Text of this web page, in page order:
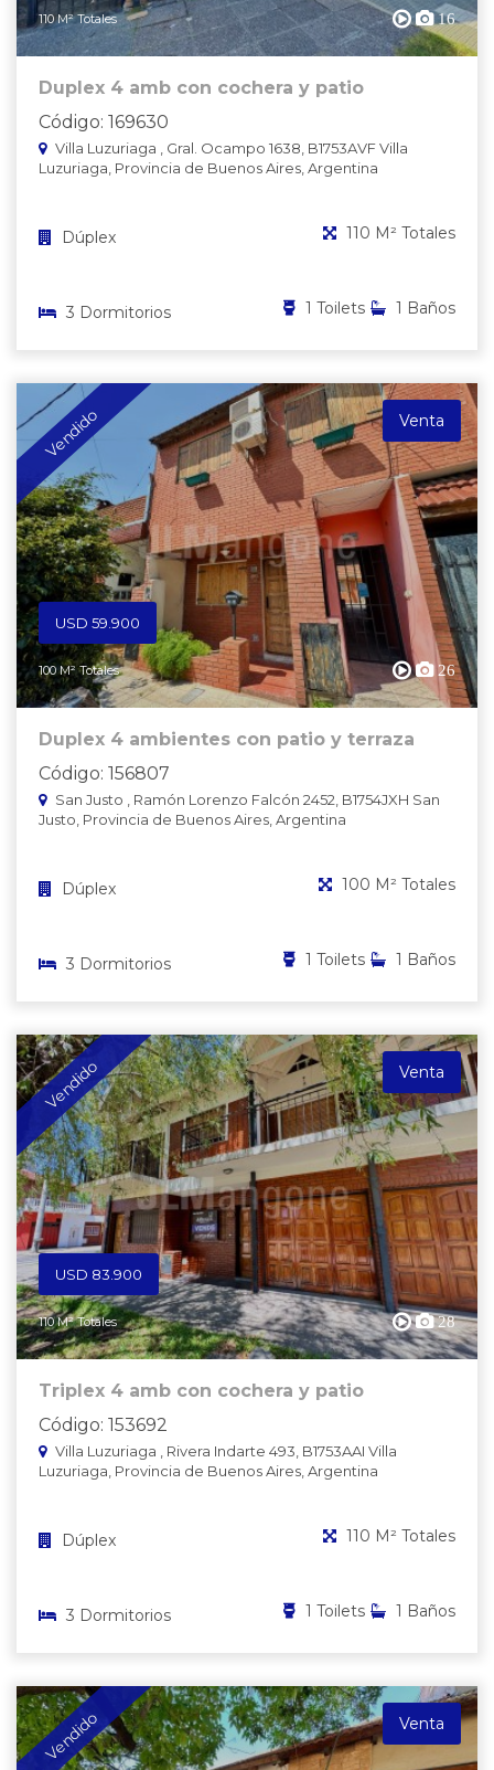
110 M² Totales 16
Duplex 4 amb con cochera y patio
Código: 169630
Villa Luzuriaga , Gral. Ocampo 1638, B1753AVF Villa
Luzuriaga, Provincia de Buenos Aires, Argentina
Dúplex 110 M² Totales
3 Dormitorios 1 Baños
1 Toilets
Vendido Venta
USD 59.900
100 M² Totales 26
Duplex 4 ambientes con patio y terraza
Código: 156807
San Justo , Ramón Lorenzo Falcón 2452, B1754JXH San
Justo, Provincia de Buenos Aires, Argentina
Dúplex 100 M² Totales
3 Dormitorios 1 Baños
1 Toilets
Vendido Venta
USD 83.900
110 M² Totales 28
Triplex 4 amb con cochera y patio
Código: 153692
Villa Luzuriaga , Rivera Indarte 493, B1753AAI Villa
Luzuriaga, Provincia de Buenos Aires, Argentina
Dúplex 110 M² Totales
3 Dormitorios 1 Baños
1 Toilets
Vendido Venta